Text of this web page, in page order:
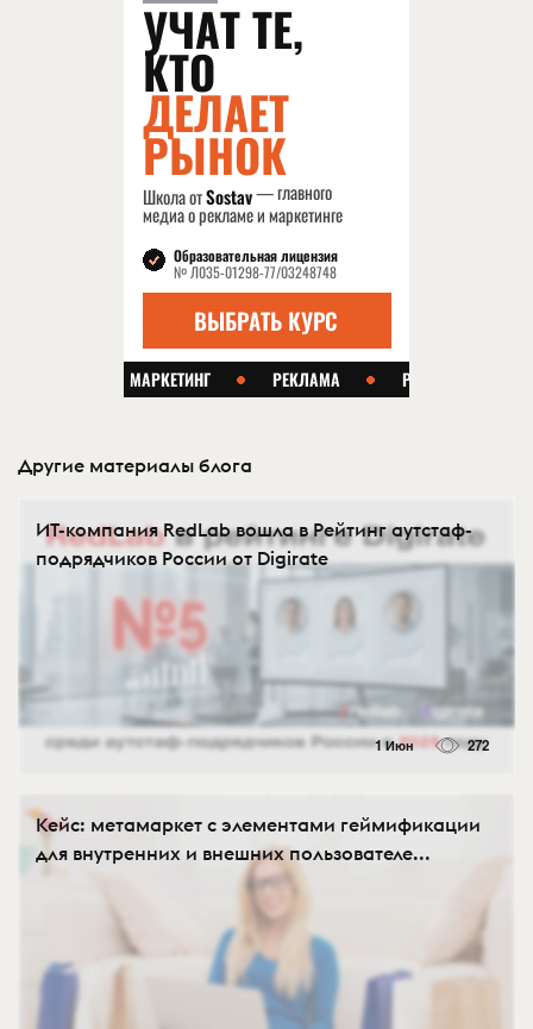
Другие материалы блога
ИТ-компания RedLab вошла в Рейтинг аутстаф-
подрядчиков России от Digirate
1 Июн 272
Кейс: метамаркет с элементами геймификации
для внутренних и внешних пользователе...